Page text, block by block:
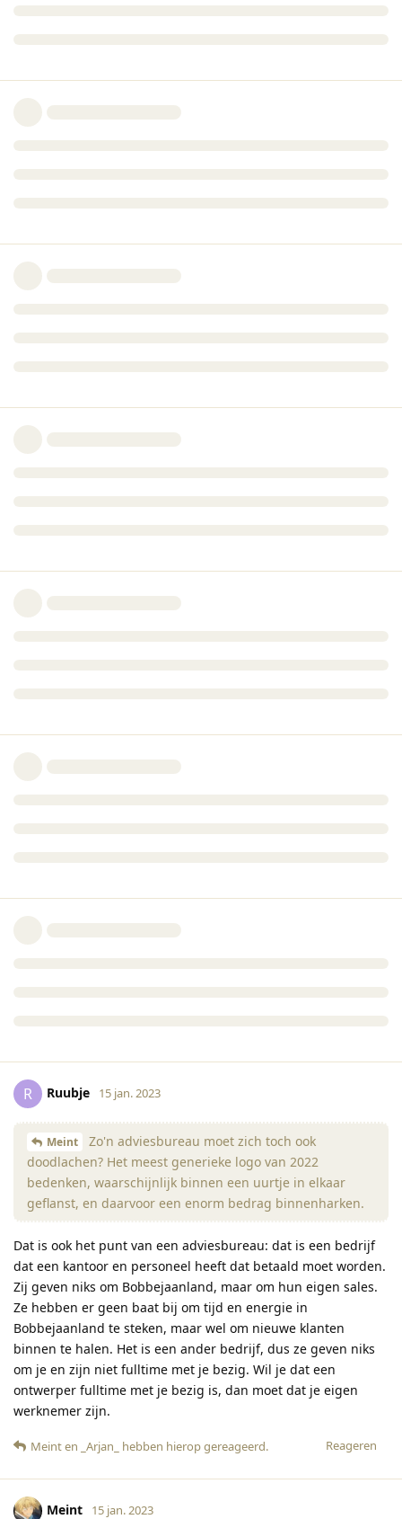
R Ruubje 15 jan. 2023
Meint
Zo'n adviesbureau moet zich toch ook
doodlachen? Het meest generieke logo van 2022
bedenken, waarschijnlijk binnen een uurtje in elkaar
geflanst, en daarvoor een enorm bedrag binnenharken.
Dat is ook het punt van een adviesbureau: dat is een bedrijf
dat een kantoor en personeel heeft dat betaald moet worden.
Zij geven niks om Bobbejaanland, maar om hun eigen sales.
Ze hebben er geen baat bij om tijd en energie in
Bobbejaanland te steken, maar wel om nieuwe klanten
binnen te halen. Het is een ander bedrijf, dus ze geven niks
om je en zijn niet fulltime met je bezig. Wil je dat een
ontwerper fulltime met je bezig is, dan moet dat je eigen
werknemer zijn.
Reageren
Meinten _Arjan_ hebben hierop gereageerd.
Meint 15 jan. 2023